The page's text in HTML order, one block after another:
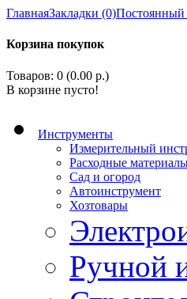
ГлавнаяЗакладки (0)Постоянный
Корзина покупок
Товаров: 0 (0.00 р.)
В корзине пусто!
Инструменты
Измерительный
Расходные
Сад и огород
Автоинструмент
Хозтовары
Ручной